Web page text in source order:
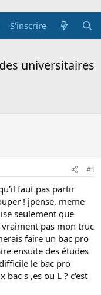
S'inscrire
universitaires
#1
faut pas partir
! jpense, meme
seulement que
pas mon truc
faire un bac pro
ensuite des études
le bac pro
bac s ,es ou L ? c'est